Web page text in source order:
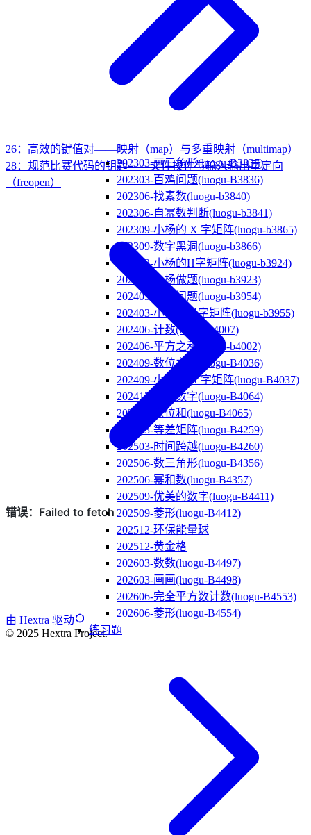
202303-画三角形(luogu-B3837)
202303-百鸡问题(luogu-B3836)
202306-找素数(luogu-b3840)
202306-自幂数判断(luogu-b3841)
202309-小杨的 X 字矩阵(luogu-b3865)
202309-数字黑洞(luogu-b3866)
202312-小杨的H字矩阵(luogu-b3924)
202312-小杨做题(luogu-b3923)
202403-乘法问题(luogu-b3954)
202403-小杨的日字矩阵(luogu-b3955)
202406-计数(luogu-b4007)
202406-平方之和(luogu-b4002)
202409-数位之和(luogu-B4036)
202409-小杨的 N 字矩阵(luogu-B4037)
202412-寻找数字(luogu-B4064)
202412-数位和(luogu-B4065)
202503-等差矩阵(luogu-B4259)
202503-时间跨越(luogu-B4260)
202506-数三角形(luogu-B4356)
202506-幂和数(luogu-B4357)
202509-优美的数字(luogu-B4411)
202509-菱形(luogu-B4412)
202512-环保能量球
202512-黄金格
202603-数数(luogu-B4497)
202603-画画(luogu-B4498)
202606-完全平方数计数(luogu-B4553)
202606-菱形(luogu-B4554)
练习题
26：高效的键值对——映射（map）与多重映射（multimap）
28：规范比赛代码的钥匙——文件操作与输入输出重定向
（freopen）
由 Hextra 驱动
© 2025 Hextra Project.